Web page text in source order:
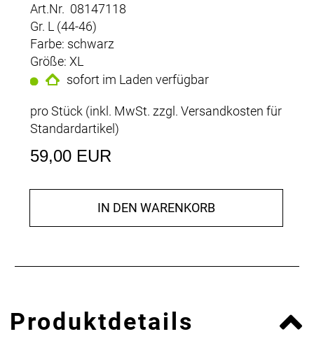
Art.Nr. 08147118
Gr. L (44-46)
Farbe: schwarz
Größe: XL
sofort im Laden verfügbar
pro Stück (inkl. MwSt. zzgl. Versandkosten für
Standardartikel)
59,00 EUR
IN DEN WARENKORB
Produktdetails